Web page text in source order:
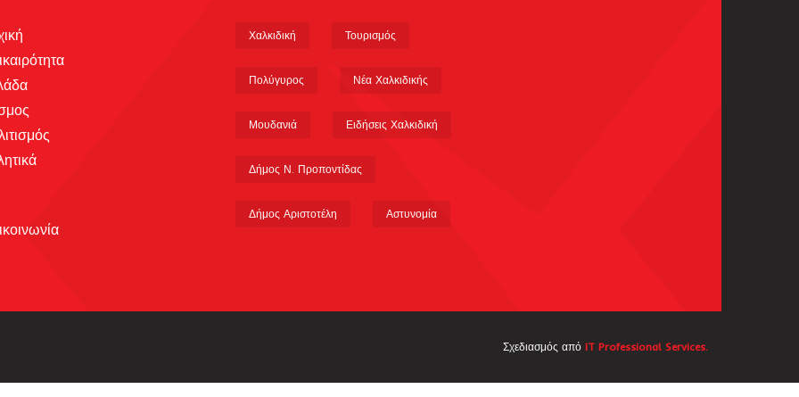
Χαλκιδική Τουρισμός
Πολύγυρος Νέα Χαλκιδικής
Μουδανιά Ειδήσεις Χαλκιδική
Δήμος Ν. Προποντίδας
Δήμος Αριστοτέλη Αστυνομία
Σχεδιασμός από IT Professional Services.